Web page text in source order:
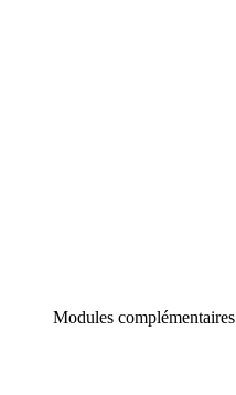
Modules complémentaires